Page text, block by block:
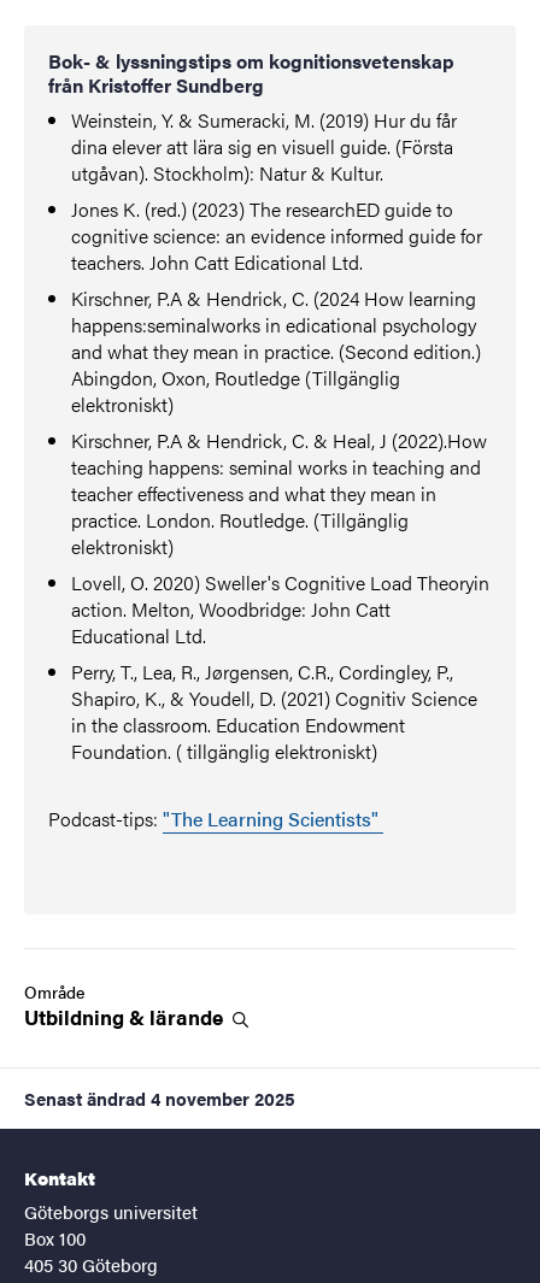
Bok- & lyssningstips om kognitionsvetenskap
från Kristoffer Sundberg
Weinstein, Y. & Sumeracki, M. (2019) Hur du får
dina elever att lära sig en visuell guide. (Första
utgåvan). Stockholm): Natur & Kultur.
Jones K. (red.) (2023) The researchED guide to
cognitive science: an evidence informed guide for
teachers. John Catt Edicational Ltd.
Kirschner, P.A & Hendrick, C. (2024 How learning
happens:seminalworks in edicational psychology
and what they mean in practice. (Second edition.)
Abingdon, Oxon, Routledge (Tillgänglig
elektroniskt)
Kirschner, P.A & Hendrick, C. & Heal, J (2022).How
teaching happens: seminal works in teaching and
teacher effectiveness and what they mean in
practice. London. Routledge. (Tillgänglig
elektroniskt)
Lovell, O. 2020) Sweller's Cognitive Load Theoryin
action. Melton, Woodbridge: John Catt
Educational Ltd.
Perry, T., Lea, R., Jørgensen, C.R., Cordingley, P.,
Shapiro, K., & Youdell, D. (2021) Cognitiv Science
in the classroom. Education Endowment
Foundation. ( tillgänglig elektroniskt)
Podcast-tips: "The Learning Scientists"
Område
Utbildning & lärande
Senast ändrad 4 november 2025
Kontakt
Göteborgs universitet
Box 100
405 30 Göteborg